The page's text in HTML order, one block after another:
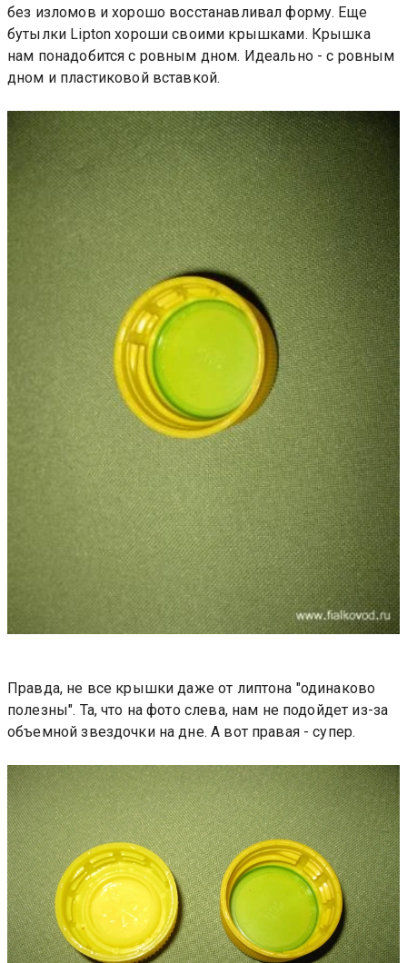
без изломов и хорошо восстанавливал форму. Еще
бутылки Lipton хороши своими крышками. Крышка
нам понадобится с ровным дном. Идеально - с ровным
дном и пластиковой вставкой.
Правда, не все крышки даже от липтона "одинаково
полезны". Та, что на фото слева, нам не подойдет из-за
объемной звездочки на дне. А вот правая - супер.